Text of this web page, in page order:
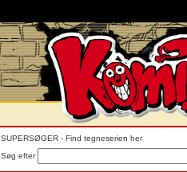
SUPERSØGER - Find tegneserien her
Søg efter